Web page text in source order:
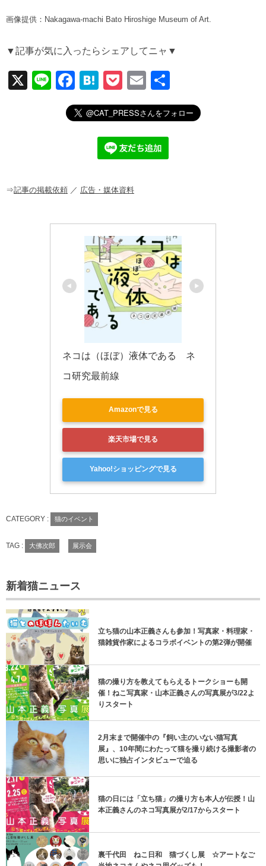
画像提供：Nakagawa-machi Bato Hiroshige Museum of Art.
▼記事が気に入ったらシェアしてニャ▼
X
Li
F
a
c
o
H
at
e
n
a
P
o
ck
et
E
m
ail
有
⇒記事の掲載依頼 ／ 広告・媒体資料
ネコは（ほぼ）液体である　ネ
コ研究最前線
Amazonで見る
楽天市場で見る
Yahoo!ショッピングで見る
CATEGORY : 猫のイベント
TAG : 大佛次郎 展示会
新着猫ニュース
立ち猫の山本正義さんも参加！写真家・料理家・
猫雑貨作家によるコラボイベントの第2弾が開催
猫の撮り方を教えてもらえるトークショーも開
催！ねこ写真家・山本正義さんの写真展が3/22よ
りスタート
2月末まで開催中の『飼い主のいない猫写真
展』、10年間にわたって猫を撮り続ける撮影者の
思いに独占インタビューで迫る
猫の日には「立ち猫」の撮り方も本人が伝授！山
本正義さんのネコ写真展が2/17からスタート
裏千代田 ねこ日和 猫づくし展 ☆アートなご